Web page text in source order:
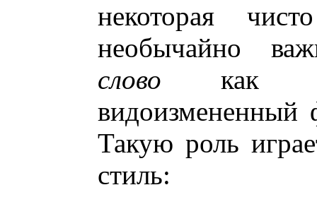
некоторая
необычайно
слово как
видоизмененный
Такую роль
стиль: